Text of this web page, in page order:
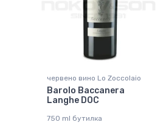
червено вино Lo Zoccolaio
Barolo Baccanera
Langhe DOC
750 ml бутилка